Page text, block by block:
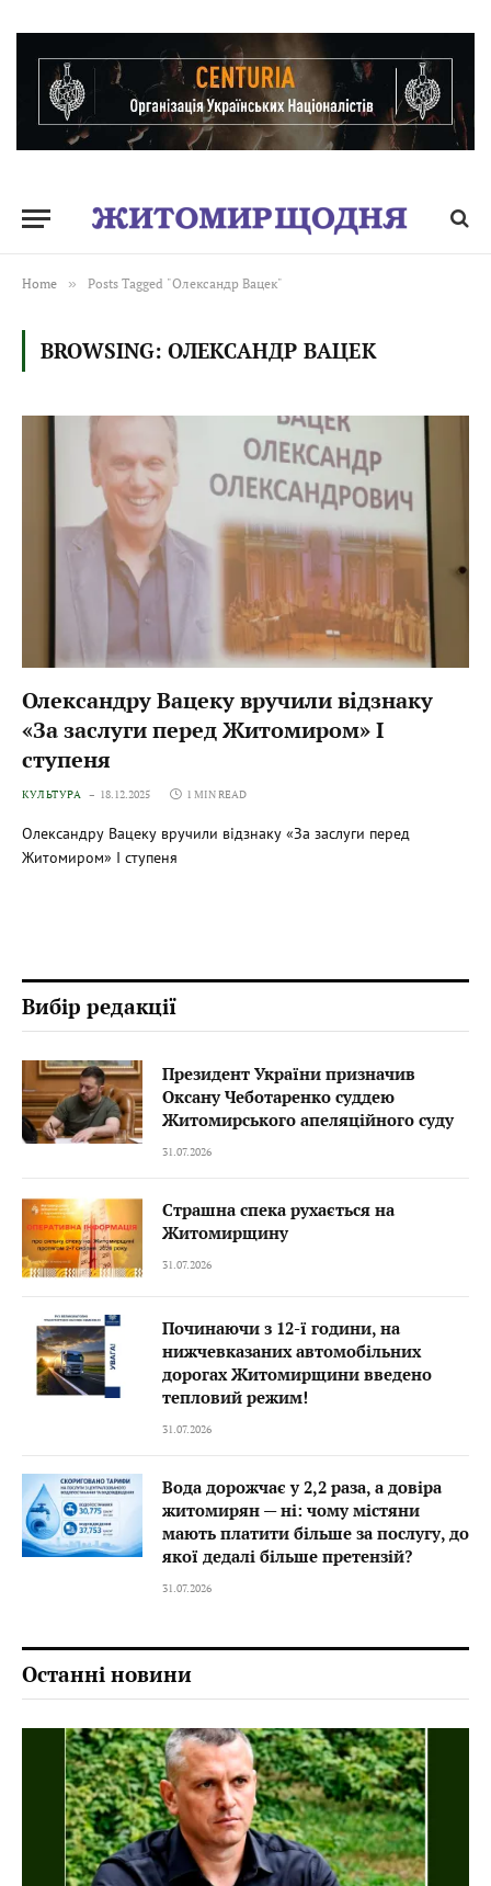
Home » Posts Tagged "Олександр Вацек"
BROWSING: ОЛЕКСАНДР ВАЦЕК
Олександру Вацеку вручили відзнаку
«За заслуги перед Житомиром» І
ступеня
КУЛЬТУРА 18.12.2025 1 MIN READ
Олександру Вацеку вручили відзнаку «За заслуги перед
Житомиром» І ступеня
Вибір редакції
Президент України призначив
Оксану Чеботаренко суддею
Житомирського апеляційного суду
31.07.2026
Страшна спека рухається на
Житомирщину
31.07.2026
Починаючи з 12-ї години, на
нижчевказаних автомобільних
дорогах Житомирщини введено
тепловий режим!
31.07.2026
Вода дорожчає у 2,2 раза, а довіра
житомирян — ні: чому містяни
мають платити більше за послугу, до
якої дедалі більше претензій?
31.07.2026
Останні новини